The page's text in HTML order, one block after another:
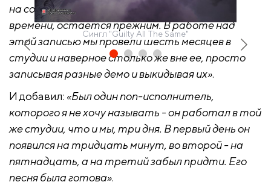
Сингл "Guilty All The Same"
на создание которого мы потратили много
времени, остается прежним. В работе над
этой записью мы провели шесть месяцев в
студии и наверное столько же вне ее, просто
записывая разные демо и выкидывая их».
И добавил: «Был один поп-исполнитель,
которого я не хочу называть - он работал в той
же студии, что и мы, три дня. В первый день он
появился на тридцать минут, во второй - на
пятнадцать, а на третий забыл придти. Его
песня была готова».